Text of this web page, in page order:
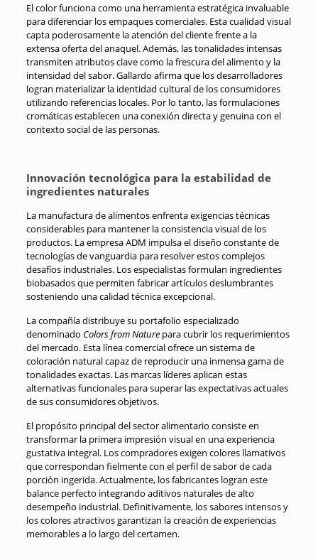
El color funciona como una herramienta estratégica invaluable
para diferenciar los empaques comerciales. Esta cualidad visual
capta poderosamente la atención del cliente frente a la
extensa oferta del anaquel. Además, las tonalidades intensas
transmiten atributos clave como la frescura del alimento y la
intensidad del sabor. Gallardo afirma que los desarrolladores
logran materializar la identidad cultural de los consumidores
utilizando referencias locales. Por lo tanto, las formulaciones
cromáticas establecen una conexión directa y genuina con el
contexto social de las personas.
Innovación tecnológica para la estabilidad de
ingredientes naturales
La manufactura de alimentos enfrenta exigencias técnicas
considerables para mantener la consistencia visual de los
productos. La empresa ADM impulsa el diseño constante de
tecnologías de vanguardia para resolver estos complejos
desafíos industriales. Los especialistas formulan ingredientes
biobasados que permiten fabricar artículos deslumbrantes
sosteniendo una calidad técnica excepcional.
La compañía distribuye su portafolio especializado
denominado Colors from Naturepara cubrir los requerimientos
del mercado. Esta línea comercial ofrece un sistema de
coloración natural capaz de reproducir una inmensa gama de
tonalidades exactas. Las marcas líderes aplican estas
alternativas funcionales para superar las expectativas actuales
de sus consumidores objetivos.
El propósito principal del sector alimentario consiste en
transformar la primera impresión visual en una experiencia
gustativa integral. Los compradores exigen colores llamativos
que correspondan fielmente con el perfil de sabor de cada
porción ingerida. Actualmente, los fabricantes logran este
balance perfecto integrando aditivos naturales de alto
desempeño industrial. Definitivamente, los sabores intensos y
los colores atractivos garantizan la creación de experiencias
memorables a lo largo del certamen.